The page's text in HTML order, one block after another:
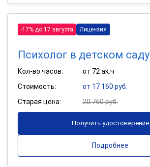
-17% до 17 августа Лицензия
Психолог в детском саду
Кол-во часов:
от 72 ак.ч
Стоимость:
от 17 160 руб.
Старая цена:
20 760 руб.
Получить удостоверение
Подробнее